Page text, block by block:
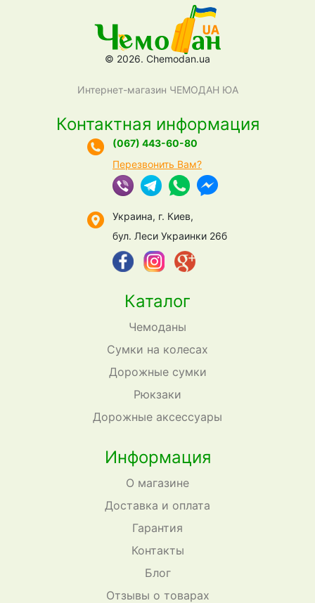
© 2026. Chemodan.ua
Интернет-магазин ЧЕМОДАН ЮА
Каталог
Чемоданы
Сумки на колесах
Дорожные сумки
Рюкзаки
Дорожные аксессуары
Информация
О магазине
Доставка и оплата
Гарантия
Контакты
Блог
Отзывы о товарах
Контактная информация
(067) 443-60-80
Перезвонить Вам?
Украина, г. Киев,
бул. Леси Украинки 26б